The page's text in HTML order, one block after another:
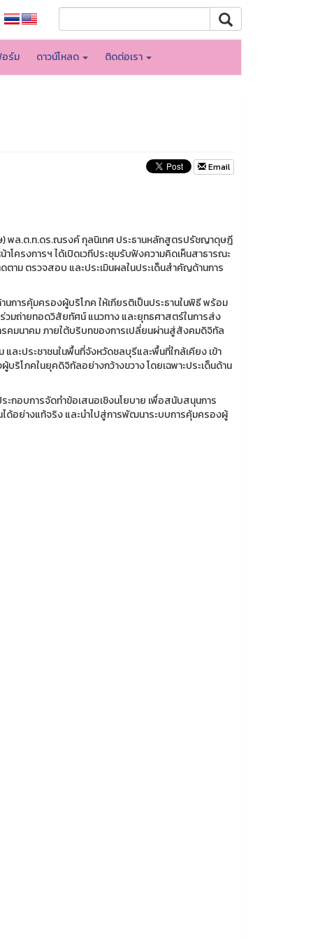
ร์ม ดาวน์โหลด ติดต่อเรา
Email
) พล.ต.ท.ดร.ณรงค์ กุลนิเทศ ประธานหลักสูตรปรัชญาดุษฎี
ครงการฯ ได้เปิดเวทีประชุมรับฟังความคิดเห็นสาธารณะ
าม ตรวจสอบ และประเมินผลในประเด็นสำคัญด้านการ
การคุ้มครองผู้บริโภค ให้เกียรติเป็นประธานในพิธี พร้อม
วมถ่ายทอดวิสัยทัศน์ แนวทาง และยุทธศาสตร์ในการส่ง
รคมนาคม ภายใต้บริบทของการเปลี่ยนผ่านสู่สังคมดิจิทัล
ละประชาชนในพื้นที่จังหวัดชลบุรีและพื้นที่ใกล้เคียง เข้า
ริโภคในยุคดิจิทัลอย่างกว้างขวาง โดยเฉพาะประเด็นด้าน
ระกอบการจัดทำข้อเสนอเชิงนโยบาย เพื่อสนับสนุนการ
ด้อย่างแท้จริง และนำไปสู่การพัฒนาระบบการคุ้มครองผู้